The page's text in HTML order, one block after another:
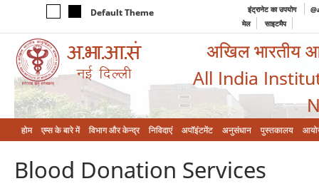
Default Theme इंट्रानेट का उपयोग
मेल
साइटमैप
अखिल भारतीय
All India
होम एम्‍स के बारे में विभाग और केन्‍द्र निविदाएं अपॉइंटमेंट अनुसंधान पुस्तकालय
Blood Donation Services